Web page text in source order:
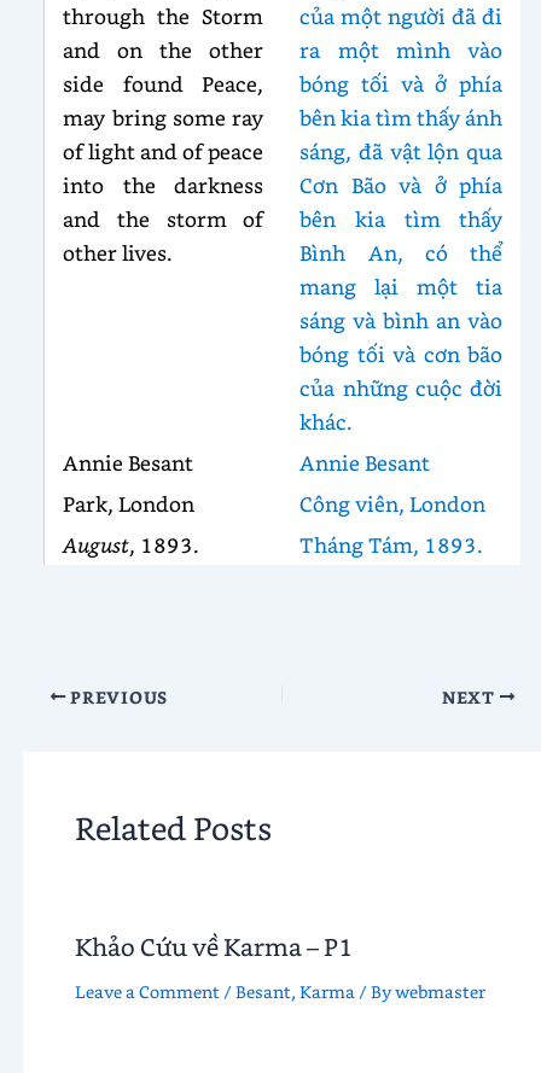
through the Storm
and on the other
side found Peace,
may bring some ray
of light and of peace
into the darkness
and the storm of
other lives.
của một người đã đi
ra một mình vào
bóng tối và ở phía
bên kia tìm thấy ánh
sáng, đã vật lộn qua
Cơn Bão và ở phía
bên kia tìm thấy
Bình An, có thể
mang lại một tia
sáng và bình an vào
bóng tối và cơn bão
của những cuộc đời
khác.
Annie Besant
Annie Besant
Park, London
Công viên, London
August, 1893. Tháng Tám, 1893.
PREVIOUS NEXT
Related Posts
Khảo Cứu về Karma – P1
Leave a Comment / Besant, Karma/ Bywebmaster